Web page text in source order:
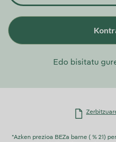
Edo bisitatu
*Azken prezioa BEZa barne ( % 21)